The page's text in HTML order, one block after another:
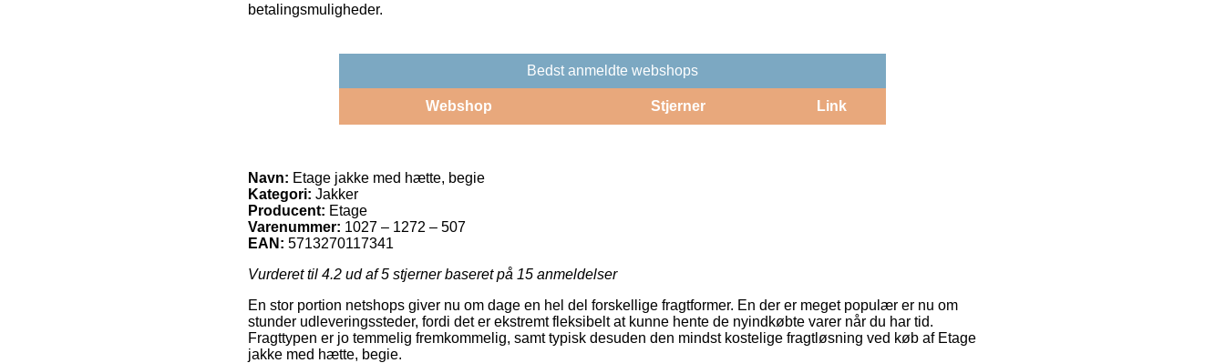
betalingsmuligheder.
Bedst anmeldte webshops
Webshop Stjerner Link
Navn: Etage jakke med hætte, begie
Kategori: Jakker
Producent: Etage
Varenummer: 1027 – 1272 – 507
EAN: 5713270117341
Vurderet til 4.2 ud af 5 stjerner baseret på 15 anmeldelser
En stor portion netshops giver nu om dage en hel del forskellige fragtformer. En der er meget populær er nu om
stunder udleveringssteder, fordi det er ekstremt fleksibelt at kunne hente de nyindkøbte varer når du har tid.
Fragttypen er jo temmelig fremkommelig, samt typisk desuden den mindst kostelige fragtløsning ved køb af Etage
jakke med hætte, begie.